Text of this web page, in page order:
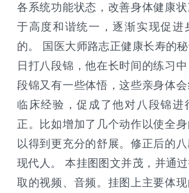
各系统功能状态，改善身体健康
于高度和谐统一，逐渐实现促进
的。 国医大师路志正健康长寿的
日打八段锦，他在长时间的练习
段锦又有一些体悟，这些亲身体
临床经验，促成了他对八段锦进
正。比如增加了几个动作以使全
以得到更充分的舒展。修正后的
现代人。 本挂图图文并茂，并通
取的视频、音频。挂图上主要体现